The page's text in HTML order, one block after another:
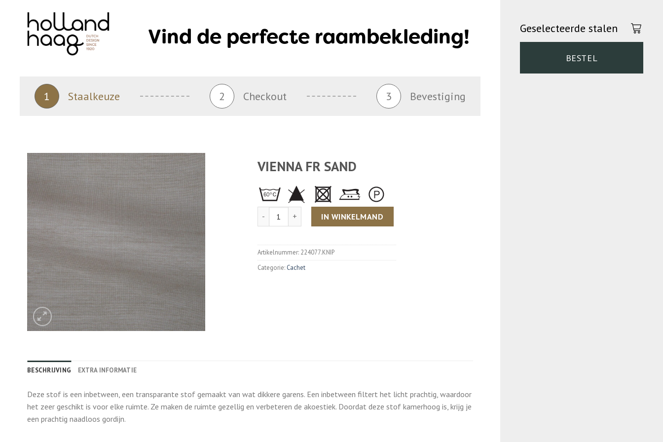
Vind de perfecte raambekleding!
1 Staalkeuze 2 Checkout 3 Bevestiging
VIENNA FR SAND
IN WINKELMAND
Artikelnummer: 224077.KNIP
Categorie: Cachet
BESCHRIJVING EXTRA INFORMATIE
Deze stof is een inbetween, een transparante stof gemaakt van wat dikkere garens. Een inbetween filtert het licht prachtig, waardoor
het zeer geschikt is voor elke ruimte. Ze maken de ruimte gezellig en verbeteren de akoestiek. Doordat deze stof kamerhoog is, krijg je
een prachtig naadloos gordijn.
Geselecteerde stalen
BESTEL